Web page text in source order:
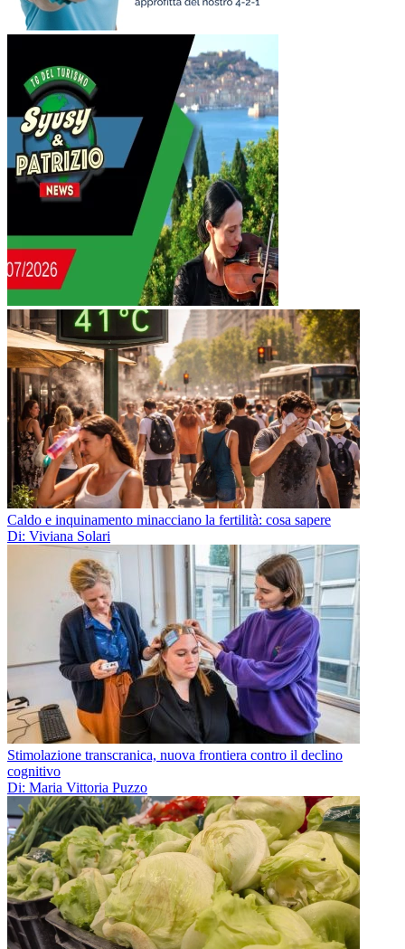
Caldo e inquinamento minacciano la fertilità: cosa sapere
Di: Viviana Solari
Stimolazione transcranica, nuova frontiera contro il declino
cognitivo
Di: Maria Vittoria Puzzo